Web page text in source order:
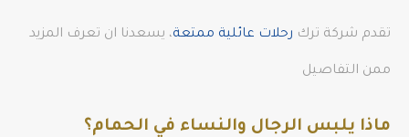
تقدم شركة ترك رحلات عائلية ممتعة، يسعدنا ان تعرف المزيد
ممن التفاصيل
ماذا يلبس الرجال والنساء في الحمام؟